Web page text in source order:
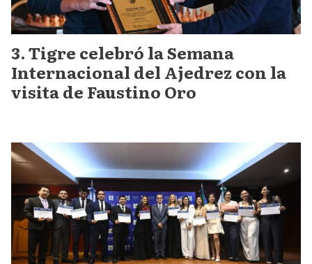
Tigre celebró la Semana
Internacional del Ajedrez con la
visita de Faustino Oro